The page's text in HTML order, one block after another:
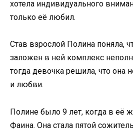
хотела индивидуального
только её любил.
Став взрослой Полина поняла,
заложен в ней комплекс
тогда девочка решила, что она
и любви.
Полине было 9 лет, когда в её
Фаина. Она стала пятой